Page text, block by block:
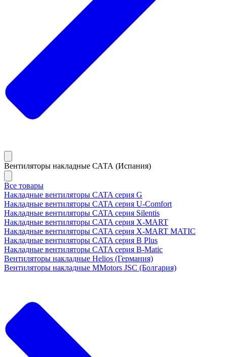
Вентиляторы накладные САТА (Испания)
Все товары
Накладные вентиляторы CATA серия G
Накладные вентиляторы CATA серия U-Comfort
Накладные вентиляторы CATA серия Silentis
Накладные вентиляторы CATA серия X-MART
Накладные вентиляторы CATA серия X-MART MATIC
Накладные вентиляторы CATA серия B Plus
Накладные вентиляторы CATA серия B-Matic
Вентиляторы накладные Helios (Германия)
Вентиляторы накладные MMotors JSC (Болгария)